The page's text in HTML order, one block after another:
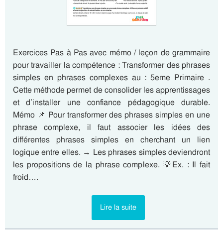
Exercices Pas à Pas avec mémo / leçon de grammaire
pour travailler la compétence : Transformer des phrases
simples en phrases complexes au : 5eme Primaire .
Cette méthode permet de consolider les apprentissages
et d’installer une confiance pédagogique durable.
Mémo 📌 Pour transformer des phrases simples en une
phrase complexe, il faut associer les idées des
différentes phrases simples en cherchant un lien
logique entre elles. → Les phrases simples deviendront
les propositions de la phrase complexe. 💡Ex. : Il fait
froid….
Lire la suite